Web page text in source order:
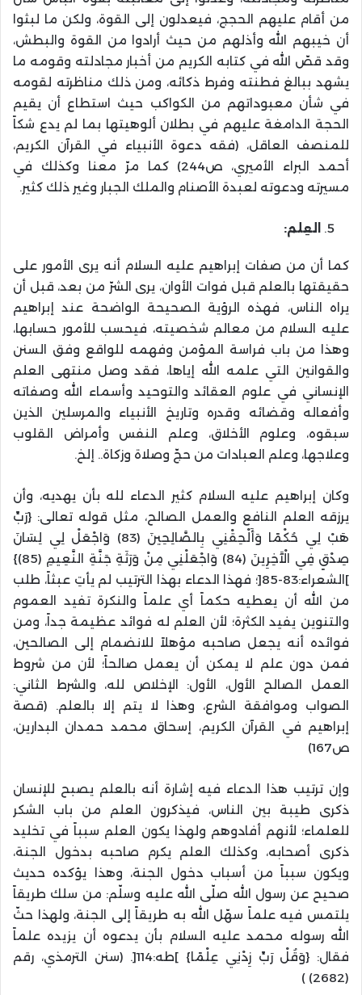
من أقام عليهم الحجج، فيعدلون إلى القوة، ولكن ما لبثوا
أن خيبهم الله وأذلهم من حيث أرادوا من القوة والبطش،
وقد قصّ الله في كتابه الكريم من أخبار مجادلته وقومه ما
يشهد ببالغ فطنته وفرط ذكائه، ومن ذلك مناظرته لقومه
في شأن معبوداتهم من الكواكب حيث استطاع أن يقيم
الحجة الدامغة عليهم في بطلان ألوهيتها بما لم يدع شكاً
للمنصف العاقل، (فقه دعوة الأنبياء في القرآن الكريم،
أحمد البراء الأميري، ص244) كما مرّ معنا وكذلك في
مسيرته ودعوته لعبدة الأصنام والملك الجبار وغير ذلك كثير.
العِلم:
كما أن من صفات إبراهيم عليه السلام أنه يرى الأمور على
حقيقتها بالعلم قبل فوات الأوان، يرى الشرّ من بعد، قبل أن
يراه الناس، فهذه الرؤية الصحيحة الواضحة عند إبراهيم
عليه السلام من معالم شخصيته، فيحسب للأمور حسابها،
وهذا من باب فراسة المؤمن وفهمه للواقع وفق السنن
والقوانين التي علمه الله إياها، فقد وصل منتهى العلم
الإنساني في علوم العقائد والتوحيد وأسماء الله وصفاته
وأفعاله وقضائه وقدره وتاريخ الأنبياء والمرسلين الذين
سبقوه، وعلوم الأخلاق، وعلم النفس وأمراض القلوب
وعلاجها، وعلم العبادات من حجّ وصلاة وزكاة.. إلخ.
وكان إبراهيم عليه السلام كثير الدعاء لله بأن يهديه، وأن
يرزقه العلم النافع والعمل الصالح، مثل قوله تعالى: {رَبِّ
هَبْ لِي حُكْمًا وَأَلْحِقْنِي بِالصَّالِحِينَ (83) وَاجْعَلْ لِي لِسَانَ
صِدْقٍ فِي الْآَخِرِينَ (84) وَاجْعَلْنِي مِنْ وَرَثَةِ جَنَّةِ النَّعِيمِ (85)}
]الشعراء:83-85[؛ فهذا الدعاء بهذا الترتيب لم يأتِ عبثاً، طلب
من الله أن يعطيه حكماً أي علماً والنكرة تفيد العموم
والتنوين يفيد الكثرة؛ لأن العلم له فوائد عظيمة جداً، ومن
فوائده أنه يجعل صاحبه مؤهلاً للانضمام إلى الصالحين،
فمن دون علم لا يمكن أن يعمل صالحاً؛ لأن من شروط
العمل الصالح الأول، الأول: الإخلاص لله، والشرط الثاني:
الصواب وموافقة الشرع، وهذا لا يتم إلا بالعلم. (قصة
إبراهيم في القرآن الكريم، إسحاق محمد حمدان البدارين،
ص167)
وإن ترتيب هذا الدعاء فيه إشارة أنه بالعلم يصبح للإنسان
ذكرى طيبة بين الناس، فيذكرون العلم من باب الشكر
للعلماء؛ لأنهم أفادوهم ولهذا يكون العلم سبباً في تخليد
ذكرى أصحابه، وكذلك العلم يكرم صاحبه بدخول الجنة،
ويكون سبباً من أسباب دخول الجنة، وهذا يؤكده حديث
صحيح عن رسول الله صلّى الله عليه وسلّم: من سلك طريقاً
يلتمس فيه علماً سهّل الله به طريقاً إلى الجنة، ولهذا حثّ
الله رسوله محمد عليه السلام بأن يدعوه أن يزيده علماً
فقال: {وَقُلْ رَبِّ زِدْنِي عِلْمًا} ]طه:114[. (سنن الترمذي، رقم
(2682) )